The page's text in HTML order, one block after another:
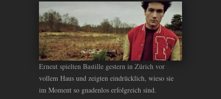
Erneut spielten Bastille gestern in Zürich vor
vollem Haus und zeigten eindrücklich, wieso sie
im Moment so gnadenlos erfolgreich sind.